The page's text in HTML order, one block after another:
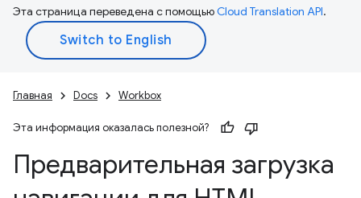
Эта страница переведена с помощьюCloud Translation API.
Главная Docs Workbox
Эта информация оказалась полезной?
Предварительная загрузка